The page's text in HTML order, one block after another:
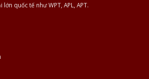
lớn quốc tế như WPT, APL, APT.